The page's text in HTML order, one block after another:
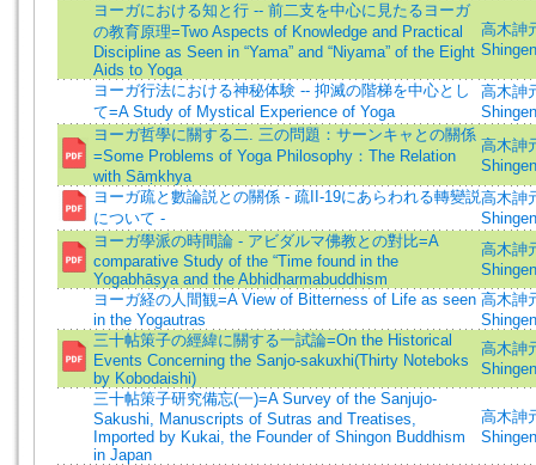
ヨーガにおける知と行 -- 前二支を中心に見たるヨーガ
の教育原理=Two Aspects of Knowledge and Practical
Discipline as Seen in “Yama” and “Niyama” of the Eight
Aids to Yoga
高木訷
ヨーガ行法における神秘体験 -- 抑滅の階梯を中心とし
て=A Study of Mystical Experience of Yoga
高木訷
ヨーガ哲學に關する二. 三の問題：サーンキャとの關係
=Some Problems of Yoga Philosophy：The Relation
with Sāṃkhya
高木訷
ヨーガ疏と數論説との關係 - 疏II-19にあらわれる轉變説
について -
高木訷
ヨーガ學派の時間論 - アビダルマ佛教との對比=A
comparative Study of the “Time found in the
Yogabhāṣya and the Abhidharmabuddhism
高木訷
ヨーガ経の人間観=A View of Bitterness of Life as seen
in the Yogautras
高木訷
三十帖策子の經緯に關する一試論=On the Historical
Events Concerning the Sanjo-sakuxhi(Thirty Noteboks
by Kobodaishi)
高木訷
三十帖策子研究備忘(一)=A Survey of the Sanjujo-
Sakushi, Manuscripts of Sutras and Treatises,
Imported by Kukai, the Founder of Shingon Buddhism
in Japan
高木訷